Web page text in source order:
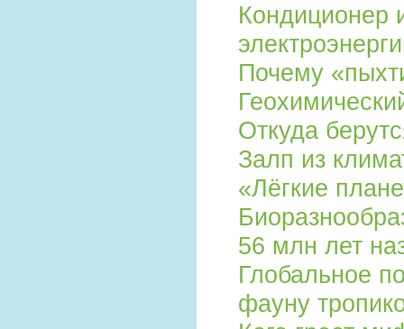
Кондиционер
Почему
Откуда
Залп из
«Лёгкие
56 млн лет
Глобальное
фауну